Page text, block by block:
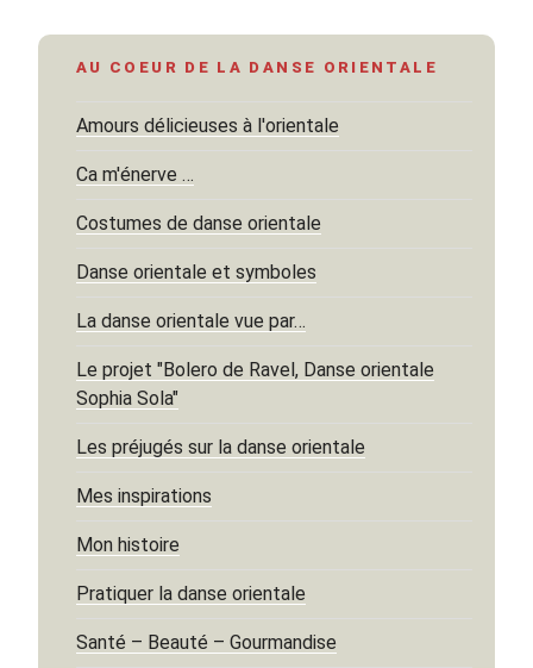
AU COEUR DE LA DANSE ORIENTALE
Amours délicieuses à l'orientale
Ca m'énerve …
Costumes de danse orientale
Danse orientale et symboles
La danse orientale vue par…
Le projet "Bolero de Ravel, Danse orientale
Sophia Sola"
Les préjugés sur la danse orientale
Mes inspirations
Mon histoire
Pratiquer la danse orientale
Santé – Beauté – Gourmandise